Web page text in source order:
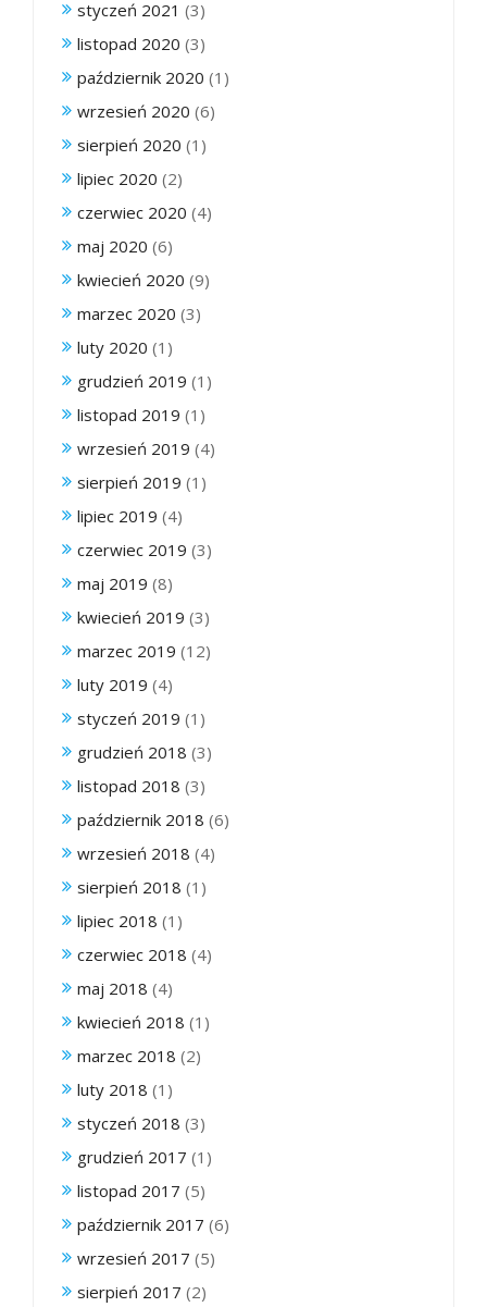
styczeń 2021 (3)
listopad 2020 (3)
październik 2020 (1)
wrzesień 2020 (6)
sierpień 2020 (1)
lipiec 2020 (2)
czerwiec 2020 (4)
maj 2020 (6)
kwiecień 2020 (9)
marzec 2020 (3)
luty 2020 (1)
grudzień 2019 (1)
listopad 2019 (1)
wrzesień 2019 (4)
sierpień 2019 (1)
lipiec 2019 (4)
czerwiec 2019 (3)
maj 2019 (8)
kwiecień 2019 (3)
marzec 2019 (12)
luty 2019 (4)
styczeń 2019 (1)
grudzień 2018 (3)
listopad 2018 (3)
październik 2018 (6)
wrzesień 2018 (4)
sierpień 2018 (1)
lipiec 2018 (1)
czerwiec 2018 (4)
maj 2018 (4)
kwiecień 2018 (1)
marzec 2018 (2)
luty 2018 (1)
styczeń 2018 (3)
grudzień 2017 (1)
listopad 2017 (5)
październik 2017 (6)
wrzesień 2017 (5)
sierpień 2017 (2)